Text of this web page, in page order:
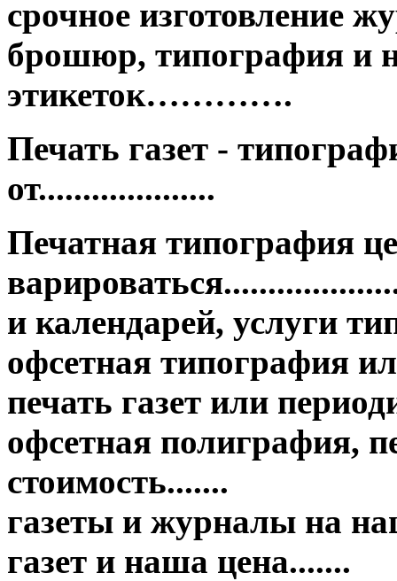
срочное изготовление
брошюр, типография и
этикеток………….
Печать газет -
от....................
Печатная типография
и календарей, услуги
офсетная типография
печать газет или
офсетная полиграфия,
стоимость.......
газеты и журналы на
газет и наша цена.......